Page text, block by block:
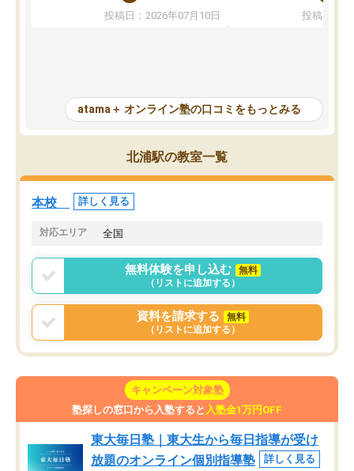
も部活でも結果を残すことができてよ
かった。また問題演習の際に、自分が
が、自分で自分の管理ができない人に
とっては難しい部分もあるのではない
かと思った。
投稿日：2026年07月10日
項目のおかげで、手軽
元数が可視化されるので
しながら意欲的に取り組
常に効果を実感している
すめできる塾です。
投稿日：
atama＋ オンライン塾の口コミをもっとみる
北浦駅の教室一覧
本校 詳しく見る
対応エリア 全国
無料体験を申し込む
無料
（リストに追加する）
資料を請求する
無料
（リストに追加する）
キャンペーン対象塾
塾探しの窓口から入塾すると 入塾金1万円OFF
東大毎日塾｜東大生から毎日指導が受け
放題のオンライン個別指導塾
詳しく見る